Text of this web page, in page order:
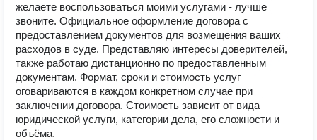
желаете воспользоваться моими услугами - лучше
звоните. Официальное оформление договора с
предоставлением документов для возмещения ваших
расходов в суде. Представляю интересы доверителей,
также работаю дистанционно по предоставленным
документам. Формат, сроки и стоимость услуг
оговариваются в каждом конкретном случае при
заключении договора. Стоимость зависит от вида
юридической услуги, категории дела, его сложности и
объёма.